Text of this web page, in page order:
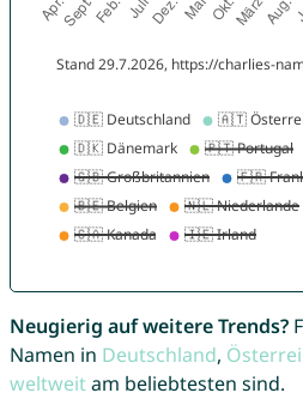
Neugierig auf weitere Trends?
Namen in Deutschland,
weltweitam beliebtesten sind.